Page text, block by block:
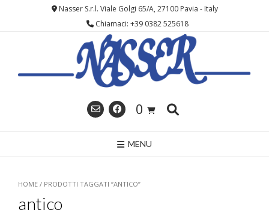
Nasser S.r.l. Viale Golgi 65/A, 27100 Pavia - Italy
Chiamaci: +39 0382 525618
0
MENU
HOME / PRODOTTI TAGGATI “ANTICO”
antico